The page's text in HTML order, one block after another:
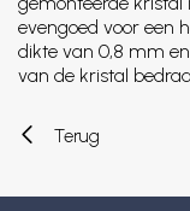
evengoed voor een
dikte van 0,8 mm
van de kristal
Terug